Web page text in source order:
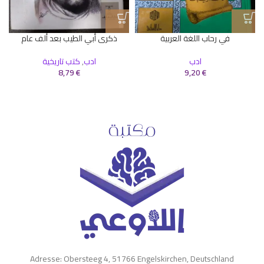
في رحاب اللغة العربية
ادب
9,20€
ذكرى أبي الطيب بعد ألف عام
ادب,كتب تاريخية
8,79€
Adresse: Obersteeg 4, 51766 Engelskirchen, Deutschland